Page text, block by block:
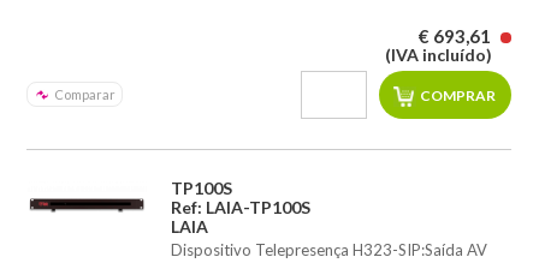
Comparar
€ 693,61
(IVA incluído)
TP100S
Ref: LAIA-TP100S
LAIA
Dispositivo Telepresença H323-SIP:Saída AV